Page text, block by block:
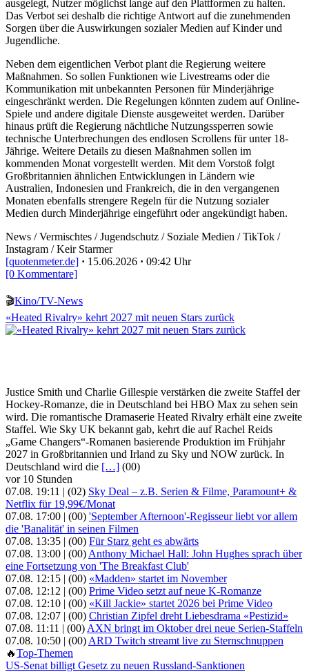
ausgelegt, Nutzer möglichst lange auf den Plattformen zu halten.
Das Verbot sei deshalb die richtige Antwort auf die zunehmenden
Sorgen über die Auswirkungen sozialer Medien auf Kinder und
Jugendliche.
Neben dem eigentlichen Verbot plant die Regierung weitere
Maßnahmen. So sollen Funktionen wie Livestreams oder die
Kommunikation mit unbekannten Personen für Minderjährige
eingeschränkt werden. Die Regelungen könnten zudem auf Online-
Spiele und andere digitale Dienste ausgeweitet werden. Darüber
hinaus prüft die Regierung nächtliche Nutzungssperren sowie
technische Unterbrechungen des endlosen Scrollens für unter 18-
Jährige. Weitere Details zu diesen Maßnahmen sollen im
kommenden Monat vorgestellt werden. Mit dem Vorstoß folgt
Großbritannien ähnlichen Entwicklungen in Ländern wie
Australien, Indonesien und Frankreich, die in den vergangenen
Monaten ebenfalls strengere Regeln für die Nutzung sozialer
Medien durch Minderjährige eingeführt oder angekündigt haben.
News / Vermischtes / Jugendschutz / Soziale Medien / TikTok /
Instagram / Keir Starmer
[quotenmeter.de] · 15.06.2026 · 09:42 Uhr
[0 Kommentare]
🎬Kino/TV-News
«Heated Rivalry» kehrt 2027 mit neuen Stars zurück
Justice Smith und Charlie Gillespie verstärken die zweite Staffel der
Hockey-Romanze, die in Deutschland bei HBO Max zu sehen sein
wird. Die romantische Dramaserie Heated Rivalry erhält eine zweite
Staffel. Wie Sky UK bekannt gab, kehrt die auf Rachel Reids
„Game Changers“-Romanen basierende Produktion im Frühjahr
2027 in Großbritannien und Irland zu Sky und NOW zurück. In
Deutschland wird die […] (00)
vor 10 Stunden
07.08. 19:11 | (02) Sky Deal – z.B. Serien & Filme, Paramount+ &
Netflix für 19,99€/Monat
07.08. 17:00 | (00) 'September Afternoon'-Regisseur liebt vor allem
die 'Banalität' in seinen Filmen
07.08. 13:35 | (00) Für Starz geht es abwärts
07.08. 13:00 | (00) Anthony Michael Hall: John Hughes sprach über
eine Fortsetzung von 'The Breakfast Club'
07.08. 12:15 | (00) «Madden» startet im November
07.08. 12:12 | (00) Prime Video setzt auf neue K-Romanze
07.08. 12:10 | (00) «Kill Jackie» startet 2026 bei Prime Video
07.08. 12:07 | (00) Christian Zipfel dreht Liebesdrama «Pestizid»
07.08. 11:11 | (00) AXN bringt im Oktober drei neue Serien-Staffeln
07.08. 10:50 | (00) ARD Twitch streamt live zu Sternschnuppen
🔥Top-Themen
US-Senat billigt Gesetz zu neuen Russland-Sanktionen